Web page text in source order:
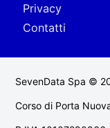
Privacy
Contatti
SevenData Spa ©
Corso di Porta